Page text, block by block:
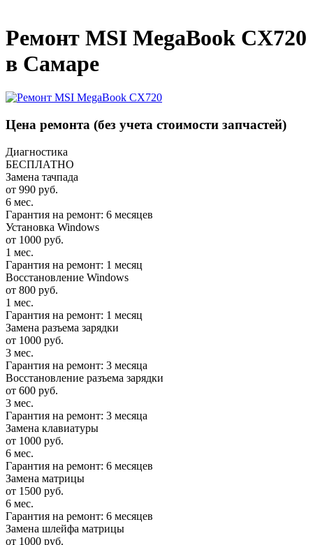
Ремонт MSI MegaBook CX720
в Самаре
Цена ремонта (без учета стоимости запчастей)
Диагностика
БЕСПЛАТНО
Замена тачпада
от 990 руб.
6 мес.
Гарантия на ремонт: 6 месяцев
Установка Windows
от 1000 руб.
1 мес.
Гарантия на ремонт: 1 месяц
Восстановление Windows
от 800 руб.
1 мес.
Гарантия на ремонт: 1 месяц
Замена разъема зарядки
от 1000 руб.
3 мес.
Гарантия на ремонт: 3 месяца
Восстановление разъема зарядки
от 600 руб.
3 мес.
Гарантия на ремонт: 3 месяца
Замена клавиатуры
от 1000 руб.
6 мес.
Гарантия на ремонт: 6 месяцев
Замена матрицы
от 1500 руб.
6 мес.
Гарантия на ремонт: 6 месяцев
Замена шлейфа матрицы
от 1000 руб.